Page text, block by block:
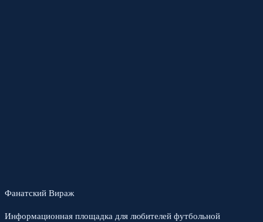
Фанатский Вираж
Информационная площадка для любителей футбольной